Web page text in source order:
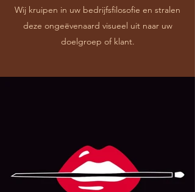
Wij kruipen in uw bedrijfsfilosofie en stralen
deze ongeëvenaard visueel uit naar uw
doelgroep of klant.